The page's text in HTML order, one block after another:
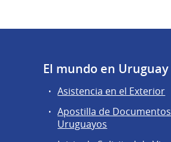
El mundo en Uruguay
Asistencia en el Exterior
Apostilla de Documentos
Uruguayos